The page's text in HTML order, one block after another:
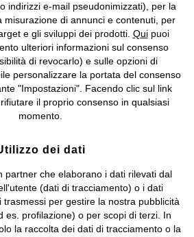
Tutti i diritti riservati.
unico, sede legale: via Adua 33 - 13855
- P.I. 01939830020, Reg. Imprese di
R.E.A. BI - 171345, N. Reg. Pile:
Reg. AEE: IT08020000002105 Capitale
Società soggetta all'attività di direzione
Beteiligungs -Verwaltungsgesellschaft
mbH.
indirizzi e-mail pseudonimizzati), per la
misurazione di annunci e contenuti, per
e gli sviluppi dei prodotti. Quipuoi
ulteriori informazioni sul consenso
di revocarlo) e sulle opzioni di
personalizzare la portata del consenso
"Impostazioni". Facendo clic sul link
il proprio consenso in qualsiasi
momento.
dei dati
partner che elaborano i dati rilevati dal
(dati di tracciamento) o i dati
trasmessi per gestire la nostra pubblicità
es. profilazione) o per scopi di terzi. In
la raccolta dei dati di tracciamento o la